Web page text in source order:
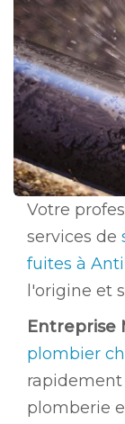
Votre
services de
fuites à
l'origine et
Entreprise
plombier
plomberie